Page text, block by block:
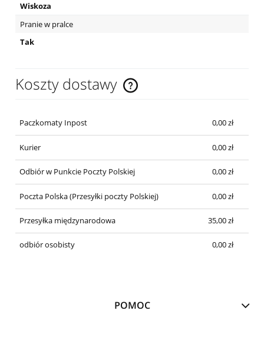
Wiskoza
Pranie w pralce
Tak
Koszty dostawy
Cena nie zawiera ewentualnych kosztów płatności
Paczkomaty Inpost 0,00 zł
Kurier 0,00 zł
Odbiór w Punkcie Poczty Polskiej 0,00 zł
Poczta Polska(Przesyłki poczty Polskiej) 0,00 zł
Przesyłka międzynarodowa 35,00 zł
odbiór osobisty 0,00 zł
POMOC